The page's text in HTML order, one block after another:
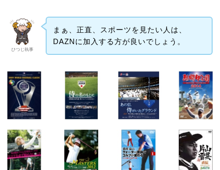
ひつじ執事
まぁ、正直、スポーツを見たい人は、
DAZNに加入する方が良いでしょう。